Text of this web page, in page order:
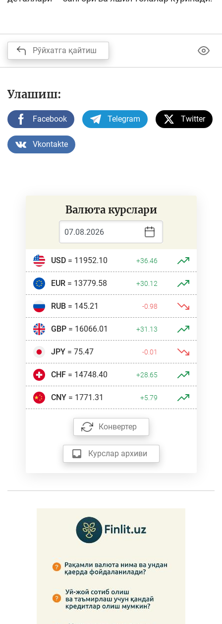
Рўйхатга қайтиш
Улашиш:
Facebook Telegram Twitter
Vkontakte
Валюта курслари
USD= 11952.10 +36.46
EUR= 13779.58 +30.12
RUB= 145.21 -0.98
GBP= 16066.01 +31.13
JPY= 75.47 -0.01
CHF= 14748.40 +28.65
CNY= 1771.31 +5.79
Конвертер
Курслар архиви